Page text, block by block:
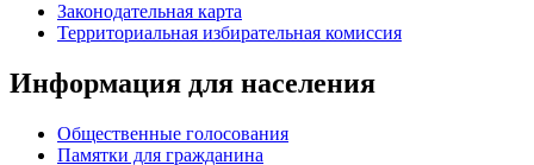
Законодательная карта
Территориальная избирательная комиссия
Информация для населения
Общественные голосования
Памятки для гражданина